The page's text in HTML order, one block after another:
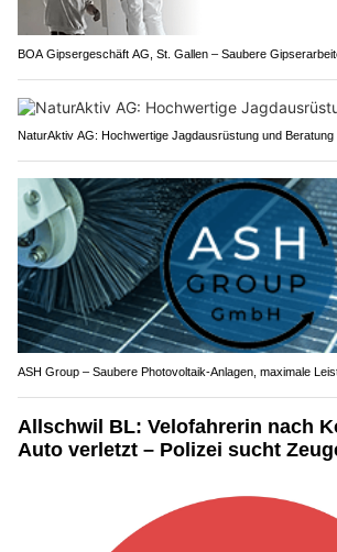
BOA Gipsergeschäft AG, St. Gallen – Saubere
NaturAktiv AG: Hochwertige Jagdausrüstung und Beratung
ASH Group – Saubere Photovoltaik-Anlagen, maximale
Allschwil BL: Velofahrerin nach
Auto verletzt – Polizei sucht